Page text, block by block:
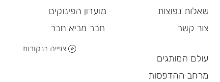
מועדון הפינוקים
חבר מביא חבר
צפייה בנקודות
שאלות נפוצות
צור קשר
עולם המותגים
מרחב ההדפסות